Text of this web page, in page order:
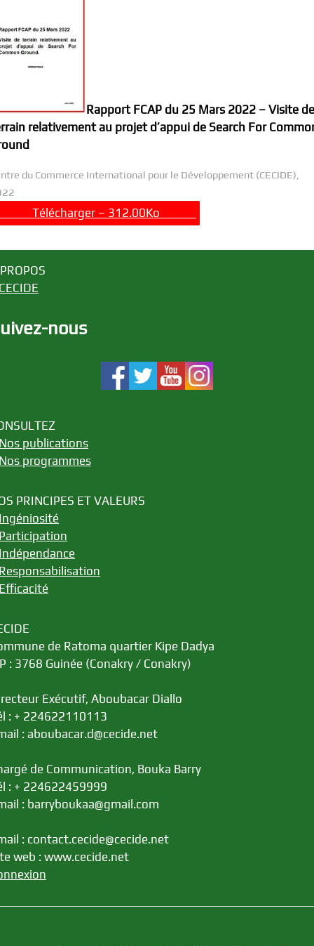
Rapport FCAP du 25 Mars 2022 – Visite de
relativement au projet d’appui de Search For
du Commerce International pour le Développement (CECIDE),
Télécharger – 312.00Ko
nous
publications
programmes
PRINCIPES ET VALEURS
de Ratoma quartier Kipe Dadya
: 3768 Guinée (Conakry / Conakry)
Exécutif, Aboubacar Diallo
: + 224622110113
: aboubacar.d@cecide.net
de Communication, Bouka Barry
: + 224622459999
: barryboukaa@gmail.com
: contact.cecide@cecide.net
web : www.cecide.net